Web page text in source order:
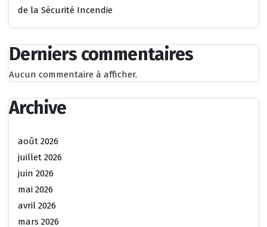
de la Sécurité Incendie
Derniers commentaires
Aucun commentaire à afficher.
Archive
août 2026
juillet 2026
juin 2026
mai 2026
avril 2026
mars 2026